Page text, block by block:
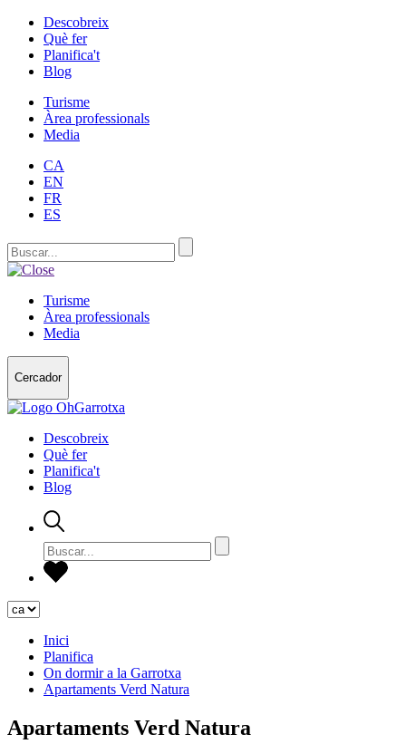
Descobreix
Què fer
Planifica't
Blog
Turisme
Àrea professionals
Media
CA
EN
FR
ES
Turisme
Àrea professionals
Media
Cercador
Descobreix
Què fer
Planifica't
Blog
Inici
Planifica
On dormir a la Garrotxa
Apartaments Verd Natura
Apartaments Verd Natura